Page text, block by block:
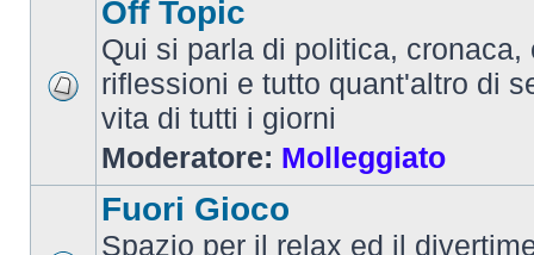
Off Topic
Qui si parla di politica, cronaca,
riflessioni e tutto quant'altro di
vita di tutti i giorni
Moderatore: Molleggiato
Fuori Gioco
Spazio per il relax ed il